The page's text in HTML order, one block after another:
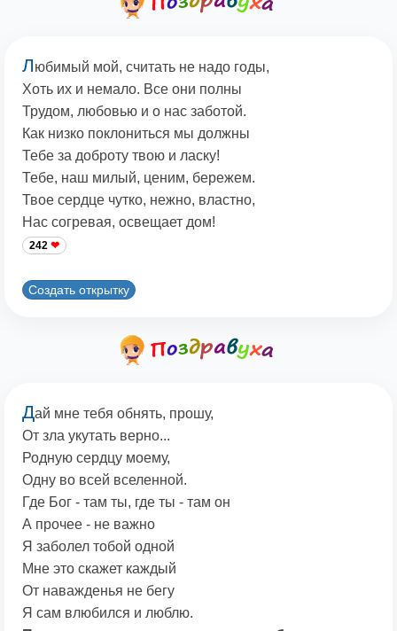
Любимый мой, считать не надо годы,
Хоть их и немало. Все они полны
Трудом, любовью и о нас заботой.
Как низко поклониться мы должны
Тебе за доброту твою и ласку!
Тебе, наш милый, ценим, бережем.
Твое сердце чутко, нежно, властно,
Нас согревая, освещает дом!
242
Создать открытку
Дай мне тебя обнять, прошу,
От зла укутать верно...
Родную сердцу моему,
Одну во всей вселенной.
Где Бог - там ты, где ты - там он
А прочее - не важно
Я заболел тобой одной
Мне это скажет каждый
От наважденья не бегу
Я сам влюбился и люблю.